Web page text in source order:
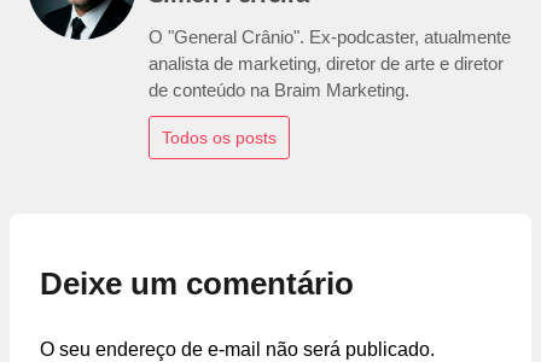
O "General Crânio". Ex-podcaster, atualmente
analista de marketing, diretor de arte e diretor
de conteúdo na Braim Marketing.
Todos os posts
Deixe um comentário
O seu endereço de e-mail não será publicado.